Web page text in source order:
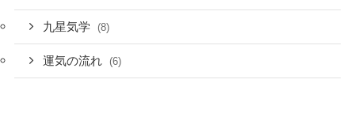
九星気学 (8)
運気の流れ (6)